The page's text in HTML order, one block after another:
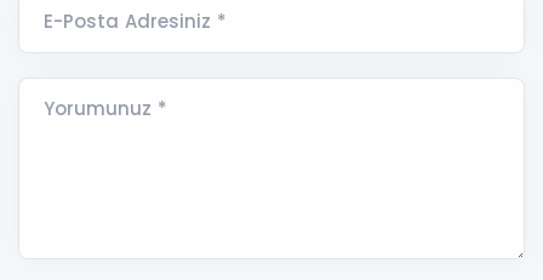
E-Posta Adresiniz *
Yorumunuz *